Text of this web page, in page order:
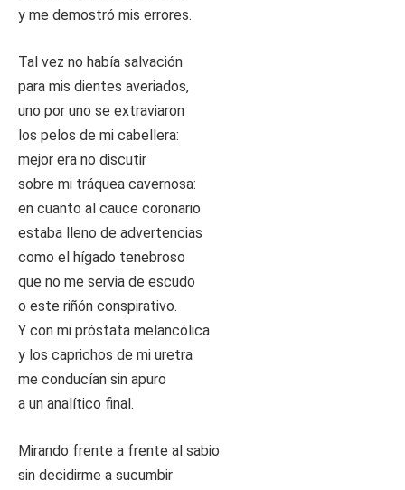
y me demostró mis errores.
Tal vez no había salvación
para mis dientes averiados,
uno por uno se extraviaron
los pelos de mi cabellera:
mejor era no discutir
sobre mi tráquea cavernosa:
en cuanto al cauce coronario
estaba lleno de advertencias
como el hígado tenebroso
que no me servia de escudo
o este riñón conspirativo.
Y con mi próstata melancólica
y los caprichos de mi uretra
me conducían sin apuro
a un analítico final.
Mirando frente a frente al sabio
sin decidirme a sucumbir